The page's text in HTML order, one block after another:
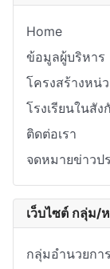
Home
ข้อมูลผู้บริหาร
โครงสร้างหน่
โรงเรียนในสัง
ติดต่อเรา
จดหมายข่าวป
เว็บไซต์ กลุ่ม/
กลุ่มอำนวยการ